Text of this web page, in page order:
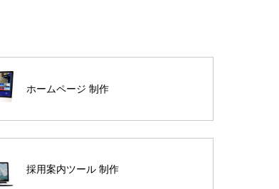
ホームページ 制作
採用案内ツール 制作